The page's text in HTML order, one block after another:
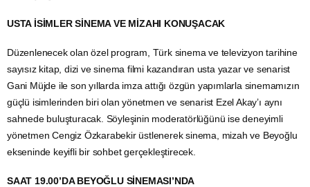
USTA İSİMLER SİNEMA VE MİZAHI KONUŞACAK
Düzenlenecek olan özel program, Türk sinema ve televizyon tarihine
sayısız kitap, dizi ve sinema filmi kazandıran usta yazar ve senarist
Gani Müjde ile son yıllarda imza attığı özgün yapımlarla sinemamızın
güçlü isimlerinden biri olan yönetmen ve senarist Ezel Akay’ı aynı
sahnede buluşturacak. Söyleşinin moderatörlüğünü ise deneyimli
yönetmen Cengiz Özkarabekir üstlenerek sinema, mizah ve Beyoğlu
ekseninde keyifli bir sohbet gerçekleştirecek.
SAAT 19.00’DA BEYOĞLU SİNEMASI’NDA